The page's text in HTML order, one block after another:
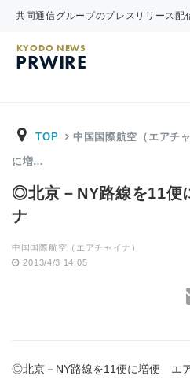
共同通信グループのプレスリリース配
KYODO NEWS
PRWIRE
TOP 中国国際航空（エアチ
に増…
◎北京－NY路線を11
ナ
中国国際航空（エアチャイナ）
2013/4/3 14:05
◎北京－NY路線を11便に増便 エ